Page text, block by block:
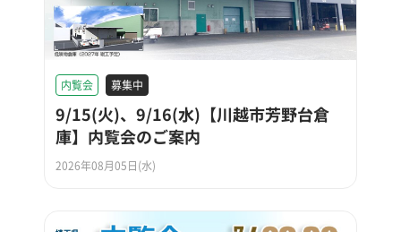
内覧会 募集中
9/15(火)、9/16(水)【川越市芳野台倉
庫】内覧会のご案内
2026年08月05日(水)